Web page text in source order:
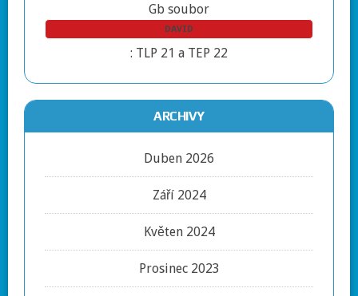
Gb soubor
DAVID
: TLP 21 a TEP 22
ARCHIVY
Duben 2026
Září 2024
Květen 2024
Prosinec 2023